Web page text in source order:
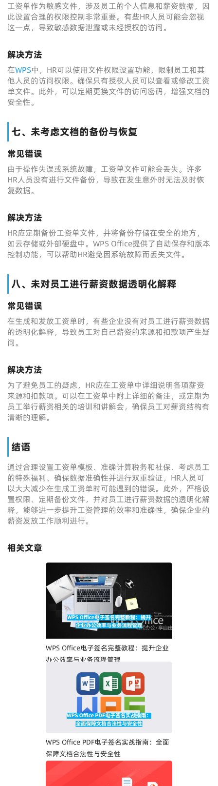
工资单作为敏感文件，涉及员工的个人信息和薪资数据，因
此设置合理的权限控制非常重要。有些HR人员可能会忽视
这一点，导致敏感数据泄露或未经授权的访问。
解决方法
在WPS中，HR可以使用文件权限设置功能，限制员工和其
他人员的访问权限。确保只有授权人员可以查看或修改工资
单文件。此外，可以定期更换文件的访问密码，增强文档的
安全性。
七、未考虑文档的备份与恢复
常见错误
由于操作失误或系统故障，工资单文件可能会丢失。许多
HR人员没有进行文件备份，导致在发生意外时无法及时恢
复数据。
解决方法
HR应定期备份工资单文件，并将备份存储在安全的地方，
如云存储或外部硬盘中。WPS Office提供了自动保存和版本
控制功能，可以帮助HR避免因系统故障而丢失文件。
八、未对员工进行薪资数据透明化解释
常见错误
在生成和发放工资单时，有些企业没有对员工进行薪资数据
的透明化解释，导致员工对自己薪资的来源和扣款项产生疑
问。
解决方法
为了避免员工的疑虑，HR应在工资单中详细说明各项薪资
来源和扣款项。可以在工资单中附上详细的备注，或定期为
员工举行薪资相关的培训和讲解会，确保员工对薪资结构有
清晰的理解。
结语
通过合理设置工资单模板、准确计算税务和社保、考虑员工
的特殊福利、确保数据准确性并进行双重验证，HR人员可
以大大减少在生成工资单时可能遇到的错误。此外，严格设
置权限、定期备份文件，并对员工进行薪资数据的透明化解
释，能够进一步提升工资管理的效率和准确性，确保企业的
薪资发放工作顺利进行。
相关文章
WPS Office电子签名完整教程：提升企业
办公效率与业务流程管理
WPS Office PDF电子签名实战指南：全面
保障文档合法性与安全性